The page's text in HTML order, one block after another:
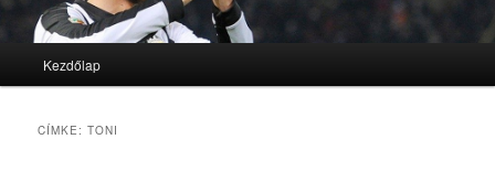
Tovább az elsődleges tartalomra
Tovább a másodlagos tartalomra
Kezdőlap
CÍMKE:TONI